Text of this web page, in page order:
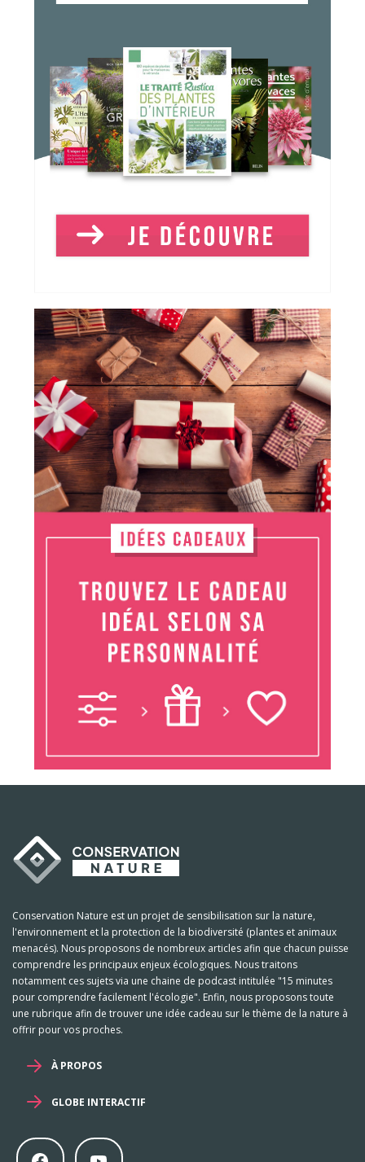
Conservation Nature est un projet de sensibilisation sur la nature,
l'environnement et la protection de la biodiversité (plantes et animaux
menacés). Nous proposons de nombreux articles afin que chacun puisse
comprendre les principaux enjeux écologiques. Nous traitons
notamment ces sujets via une chaine de podcast intitulée "15 minutes
pour comprendre facilement l'écologie". Enfin, nous proposons toute
une rubrique afin de trouver une idée cadeau sur le thème de la nature à
offrir pour vos proches.
À PROPOS
GLOBE INTERACTIF